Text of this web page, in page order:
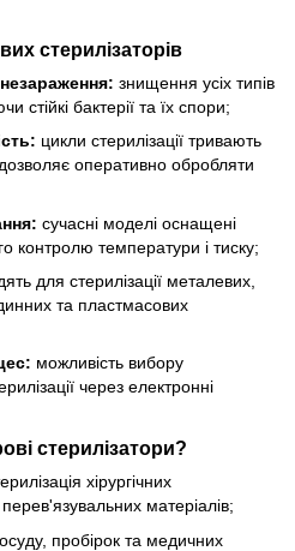
стерилізаторів
знищення усіх типів
стійкі бактерії та їх спори;
цикли стерилізації тривають
оперативно обробляти
сучасні моделі оснащені
контролю температури і тиску;
для стерилізації металевих,
та пластмасових
можливість вибору
через електронні
стерилізатори?
хірургічних
матеріалів;
пробірок та медичних